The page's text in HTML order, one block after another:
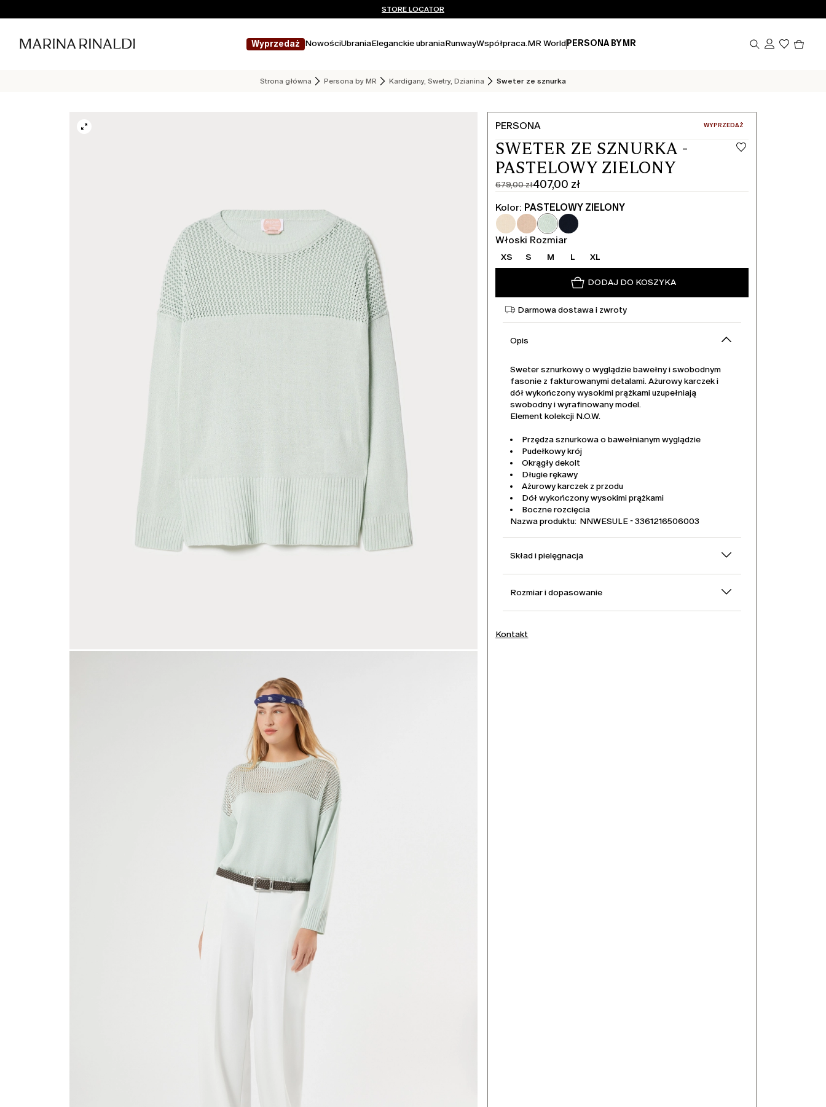
DARMOWA DOSTAWA I ZWROTY
Nie masz konta? ZAREJESTRUJ SIĘ TERAZ
STORE LOCATOR
Wyprzedaż NowościUbraniaEleganckie ubraniaRunwayWspółpraca.MR World PERSONA BY MR
Strona główna Persona by MR Kardigany, Swetry, Dzianina Sweter ze sznurka
PERSONA :WYPRZEDAŻ
SWETER ZE SZNURKA -
PASTELOWY ZIELONY
679,00 zł
Cena
pierwotna
679,00
zł
407,00 zł
Aktualna
cena
407,00
zł
Kolor: PASTELOWY ZIELONY
Włoski Rozmiar
XS S M L XL
DODAJ DO KOSZYKA
Darmowa dostawa i zwroty
Opis
Sweter sznurkowy o wyglądzie bawełny i swobodnym
fasonie z fakturowanymi detalami. Ażurowy karczek i
dół wykończony wysokimi prążkami uzupełniają
swobodny i wyrafinowany model.
Element kolekcji N.O.W.
Przędza sznurkowa o bawełnianym wyglądzie
Pudełkowy krój
Okrągły dekolt
Długie rękawy
Ażurowy karczek z przodu
Dół wykończony wysokimi prążkami
Boczne rozcięcia
Nazwa produktu: NNWESULE - 3361216506003
Skład i pielęgnacja
Rozmiar i dopasowanie
Kontakt